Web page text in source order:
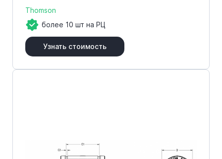
Thomson
более 10 шт на РЦ
Узнать стоимость